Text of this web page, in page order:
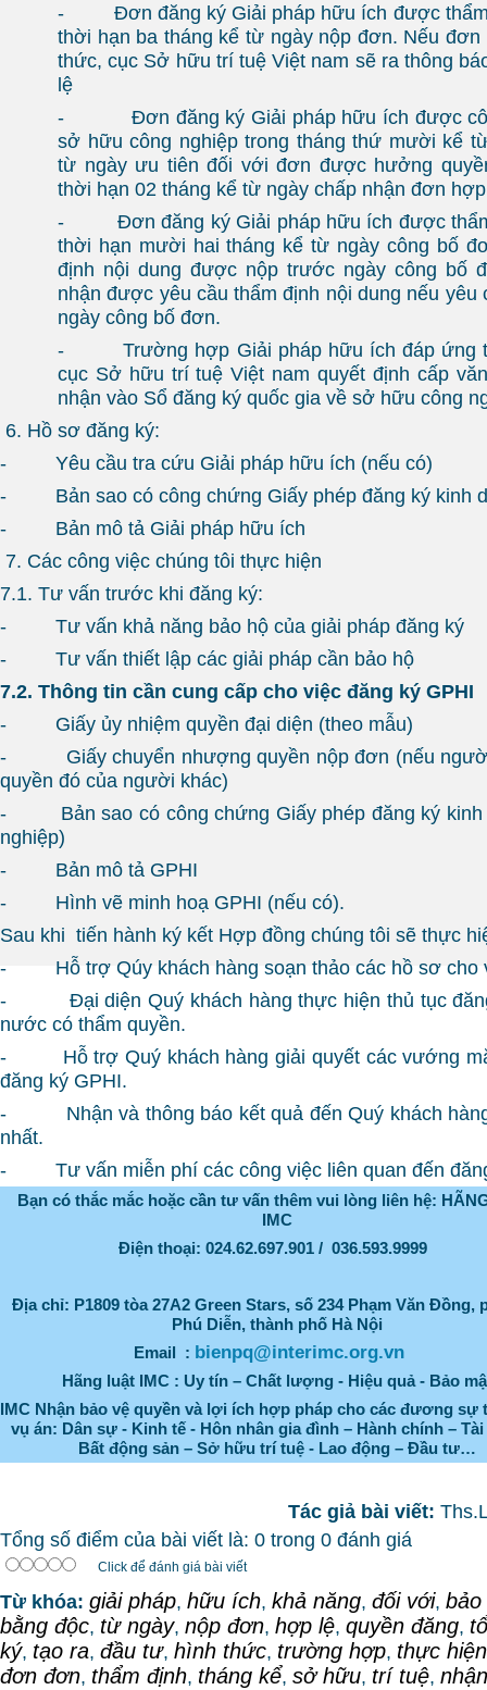
- Đơn đăng ký Giải pháp hữu ích được thẩm
thời hạn ba tháng kể từ ngày nộp đơn. Nếu
thức, cục Sở hữu trí tuệ Việt nam sẽ ra thông
lệ
- Đơn đăng ký Giải pháp hữu ích được
sở hữu công nghiệp trong tháng thứ mười kể
từ ngày ưu tiên đối với đơn được hưởng
thời hạn 02 tháng kể từ ngày chấp nhận đơn
- Đơn đăng ký Giải pháp hữu ích được thẩm
thời hạn mười hai tháng kể từ ngày công bố
định nội dung được nộp trước ngày công bố
nhận được yêu cầu thẩm định nội dung nếu
ngày công bố đơn.
- Trường hợp Giải pháp hữu ích đáp ứng
cục Sở hữu trí tuệ Việt nam quyết định cấp
nhận vào Sổ đăng ký quốc gia về sở hữu công
6. Hồ sơ đăng ký:
- Yêu cầu tra cứu Giải pháp hữu ích (nếu có)
- Bản sao có công chứng Giấy phép đăng ký kinh
- Bản mô tả Giải pháp hữu ích
7. Các công việc chúng tôi thực hiện
7.1. Tư vấn trước khi đăng ký:
- Tư vấn khả năng bảo hộ của giải pháp đăng ký
- Tư vấn thiết lập các giải pháp cần bảo hộ
7.2. Thông tin cần cung cấp cho việc đăng ký GPHI
- Giấy ủy nhiệm quyền đại diện (theo mẫu)
- Giấy chuyển nhượng quyền nộp đơn (nếu
quyền đó của người khác)
- Bản sao có công chứng Giấy phép đăng ký kinh
nghiệp)
- Bản mô tả GPHI
- Hình vẽ minh hoạ GPHI (nếu có).
Sau khi tiến hành ký kết Hợp đồng chúng tôi sẽ thực
- Hỗ trợ Qúy khách hàng soạn thảo các hồ sơ cho
- Đại diện Quý khách hàng thực hiện thủ tục
nước có thẩm quyền.
- Hỗ trợ Quý khách hàng giải quyết các vướng
đăng ký GPHI.
- Nhận và thông báo kết quả đến Quý khách
nhất.
- Tư vấn miễn phí các công việc liên quan đến
Bạn có thắc mắc hoặc cần tư vấn thêm vui lòng liên hệ:
IMC
Điện thoại: 024.62.697.901 / 036.593.9999
Địa chỉ: P1809 tòa 27A2 Green Stars, số 234 Phạm Văn Đồng,
Phú Diễn, thành phố Hà Nội
Email : bienpq@interimc.org.vn
Hãng luật IMC : Uy tín – Chất lượng - Hiệu quả - Bảo
IMC Nhận bảo vệ quyền và lợi ích hợp pháp cho các đương sự
vụ án: Dân sự - Kinh tế - Hôn nhân gia đình – Hành chính –
Bất động sản – Sở hữu trí tuệ - Lao động – Đầu tư…
Tác giả bài viết:
Tổng số điểm của bài viết là: 0 trong 0 đánh giá
Click để đánh giá bài viết
Từ khóa: giải pháp, hữu ích, khả năng, đối với, bảo
bằng độc, từ ngày, nộp đơn, hợp lệ, quyền đăng,
ký, tạo ra, đầu tư, hình thức, trường hợp, thực hiện
đơn đơn, thẩm định, tháng kể, sở hữu, trí tuệ,